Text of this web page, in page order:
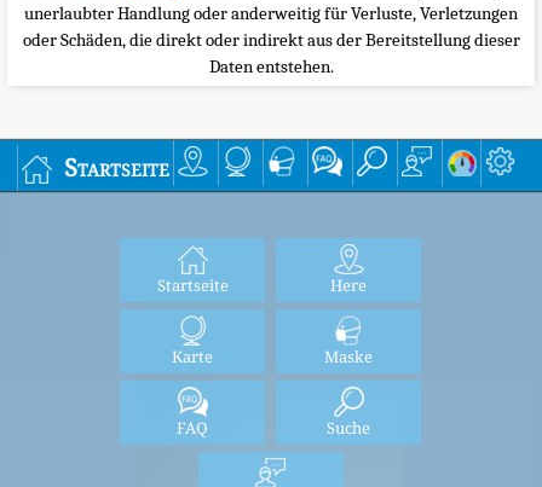
unerlaubter Handlung oder anderweitig für Verluste, Verletzungen
oder Schäden, die direkt oder indirekt aus der Bereitstellung dieser
Daten entstehen.
Startseite
Startseite Here
Karte Maske
FAQ Suche